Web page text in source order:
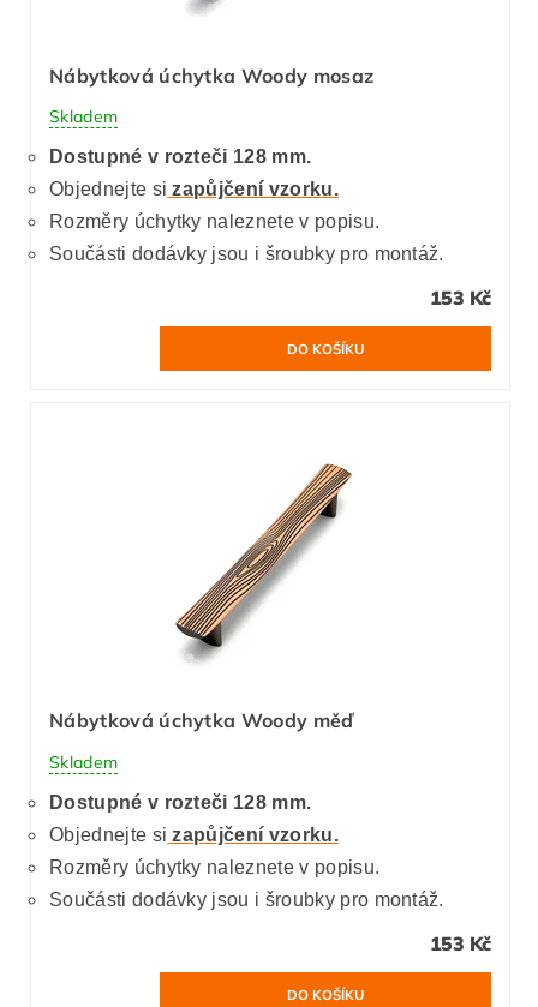
Nábytková úchytka Woody mosaz
Skladem
Dostupné v rozteči 128 mm.
Objednejte si zapůjčení vzorku.
Rozměry úchytky naleznete v popisu.
Součásti dodávky jsou i šroubky pro montáž.
153 Kč
Nábytková úchytka Woody měď
Skladem
Dostupné v rozteči 128 mm.
Objednejte si zapůjčení vzorku.
Rozměry úchytky naleznete v popisu.
Součásti dodávky jsou i šroubky pro montáž.
153 Kč